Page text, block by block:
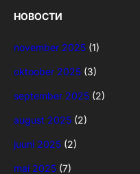
НОВОСТИ
november 2025 (1)
oktoober 2025 (3)
september 2025 (2)
august 2025 (2)
juuni 2025 (2)
mai 2025 (7)